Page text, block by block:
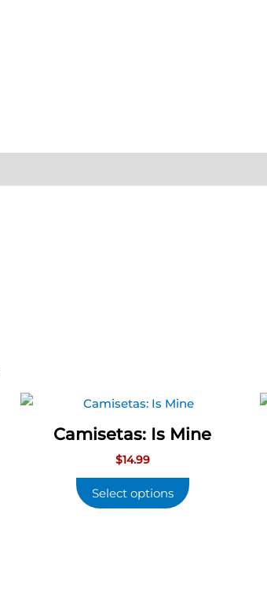
Camisetas: Is Mine
$14.99
Select options